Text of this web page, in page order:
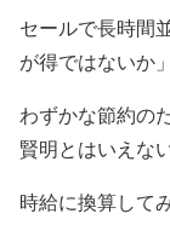
セールで長時間
が得ではないか
わずかな節約の
賢明とはいえな
時給に換算して